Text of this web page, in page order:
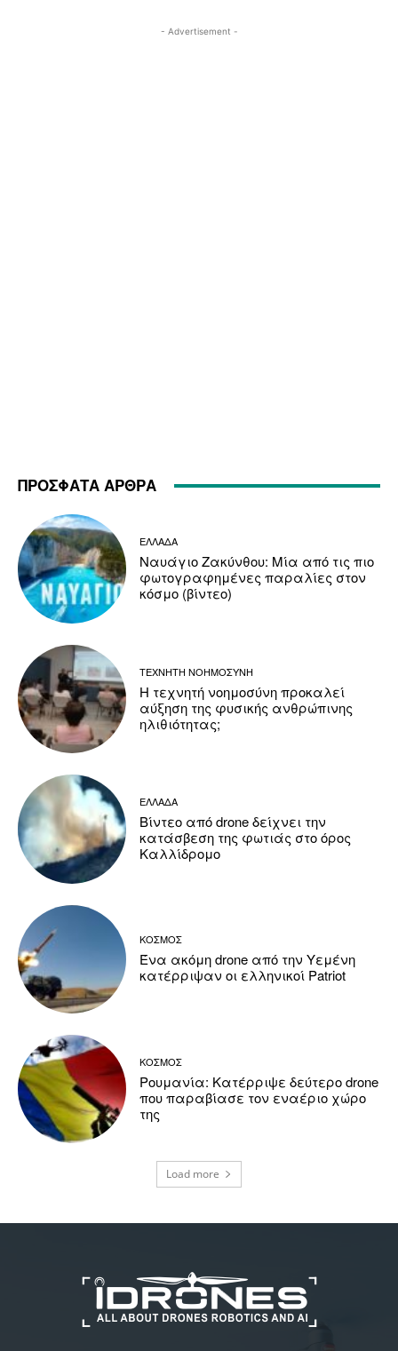
- Advertisement -
ΠΡΟΣΦΑΤΑ ΑΡΘΡΑ
ΕΛΛΑΔΑ
Ναυάγιο Ζακύνθου: Μία από τις πιο
φωτογραφημένες παραλίες στον
κόσμο (βίντεο)
ΤΕΧΝΗΤΗ ΝΟΗΜΟΣΥΝΗ
Η τεχνητή νοημοσύνη προκαλεί
αύξηση της φυσικής ανθρώπινης
ηλιθιότητας;
ΕΛΛΑΔΑ
Βίντεο από drone δείχνει την
κατάσβεση της φωτιάς στο όρος
Καλλίδρομο
ΚΟΣΜΟΣ
Ένα ακόμη drone από την Υεμένη
κατέρριψαν οι ελληνικοί Patriot
ΚΟΣΜΟΣ
Ρουμανία: Κατέρριψε δεύτερο drone
που παραβίασε τον εναέριο χώρο
της
Load more